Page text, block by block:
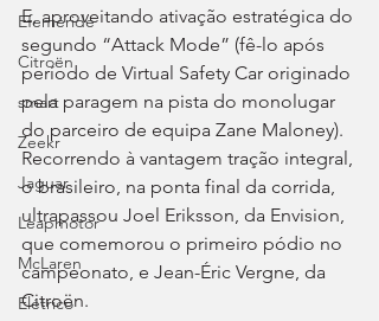
Efeméride
Citroën
smart
Zeekr
Jaguar
Leapmotor
McLaren
Elétrico
E, aproveitando ativação estratégica do
segundo “Attack Mode” (fê-lo após
período de Virtual Safety Car originado
pela paragem na pista do monolugar
do parceiro de equipa Zane Maloney).
Recorrendo à vantagem tração integral,
o brasileiro, na ponta final da corrida,
ultrapassou Joel Eriksson, da Envision,
que comemorou o primeiro pódio no
campeonato, e Jean-Éric Vergne, da
Citroën.